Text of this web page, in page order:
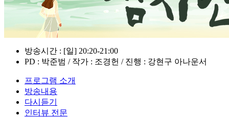
방송시간 : [일] 20:20-21:00
PD : 박준범 / 작가 : 조경헌 / 진행 : 강현구 아나운서
프로그램 소개
방송내용
다시듣기
인터뷰 전문